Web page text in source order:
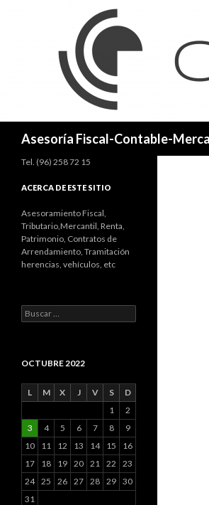
Asesoría Fiscal-Contable-
Tel. (96) 258 72 15
ACERCA DE ESTE SITIO
Asesoramiento Fiscal,
Tributario,Mercantil, Renta,
Patrimonio, Contratos de
Arrendamiento, Tramitación
herencias, vehículos, etc
Buscar:
OCTUBRE 2022
L M X J V S
D
1
2
3
4 5 6 7 8
9
10
11 12 13 14 15
16
17
18 19 20 21 22
23
24 25 26 27 28 29 30
31